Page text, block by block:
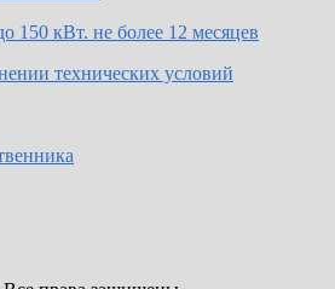
150 кВт. не более 12 месяцев
технических условий